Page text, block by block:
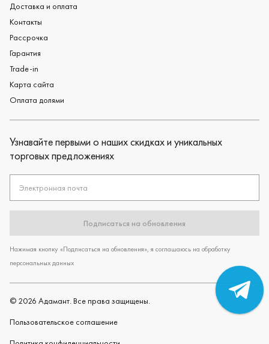
Доставка и оплата
Контакты
Рассрочка
Гарантия
Trade-in
Карта сайта
Оплата долями
Узнавайте первыми о наших скидках и уникальных
торговых предложениях
Электронная почта
Подписаться на обновления
Нажимая кнопку «Подписаться на обновления», я соглашаюсь на обработку
персональных данных
© 2026 Адамант. Все права защищены.
Пользовательское cоглашение